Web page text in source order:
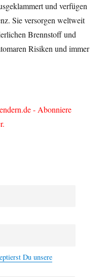
und verfügen
Sie versorgen weltweit
Brennstoff und
Risiken und immer
- Abonniere
Du unsere